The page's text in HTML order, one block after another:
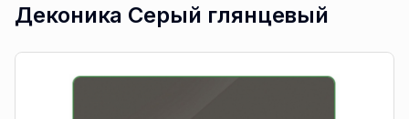
Деконика Серый глянцевый